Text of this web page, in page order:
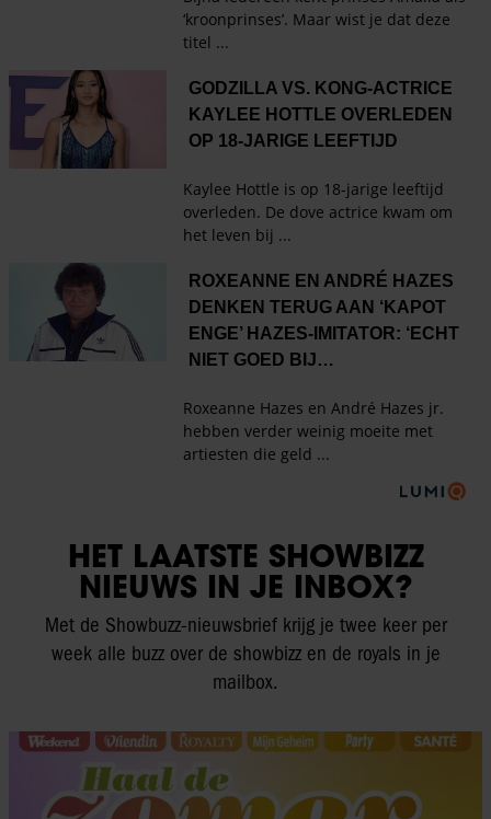
HET LAATSTE SHOWBIZZ
NIEUWS IN JE INBOX?
Met de Showbuzz-nieuwsbrief krijg je twee keer per
week alle buzz over de showbizz en de royals in je
mailbox.